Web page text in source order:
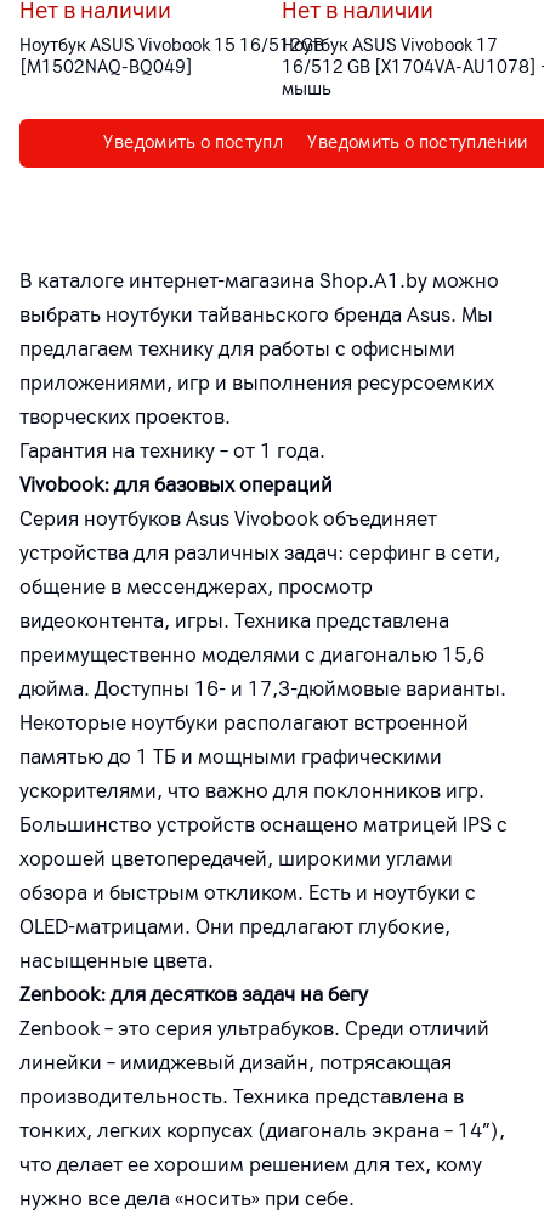
Нет в наличии
Ноутбук ASUS Vivobook 15 16/512GB
[M1502NAQ-BQ049]
Уведомить о поступлении
Нет в наличии
Ноутбук ASUS Vivobook 17
16/512 GB [X1704VA-AU1078]
мышь
Уведомить о поступлении
В каталоге интернет-магазина Shop.A1.by можно
выбрать ноутбуки тайваньского бренда Asus. Мы
предлагаем технику для работы с офисными
приложениями, игр и выполнения ресурсоемких
творческих проектов.
Гарантия на технику – от 1 года.
Vivobook: для базовых операций
Серия ноутбуков Asus Vivobook объединяет
устройства для различных задач: серфинг в сети,
общение в мессенджерах, просмотр
видеоконтента, игры. Техника представлена
преимущественно моделями с диагональю 15,6
дюйма. Доступны 16- и 17,3-дюймовые варианты.
Некоторые ноутбуки располагают встроенной
памятью до 1 ТБ и мощными графическими
ускорителями, что важно для поклонников игр.
Большинство устройств оснащено матрицей IPS с
хорошей цветопередачей, широкими углами
обзора и быстрым откликом. Есть и ноутбуки с
OLED-матрицами. Они предлагают глубокие,
насыщенные цвета.
Zenbook: для десятков задач на бегу
Zenbook – это серия ультрабуков. Среди отличий
линейки – имиджевый дизайн, потрясающая
производительность. Техника представлена в
тонких, легких корпусах (диагональ экрана – 14”),
что делает ее хорошим решением для тех, кому
нужно все дела «носить» при себе.